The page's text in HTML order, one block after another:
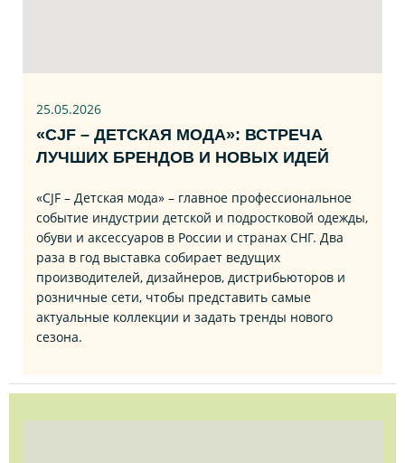
25.05.2026
«CJF – ДЕТСКАЯ МОДА»: ВСТРЕЧА
ЛУЧШИХ БРЕНДОВ И НОВЫХ ИДЕЙ
«CJF – Детская мода» – главное профессиональное
событие индустрии детской и подростковой одежды,
обуви и аксессуаров в России и странах СНГ. Два
раза в год выставка собирает ведущих
производителей, дизайнеров, дистрибьюторов и
розничные сети, чтобы представить самые
актуальные коллекции и задать тренды нового
сезона.